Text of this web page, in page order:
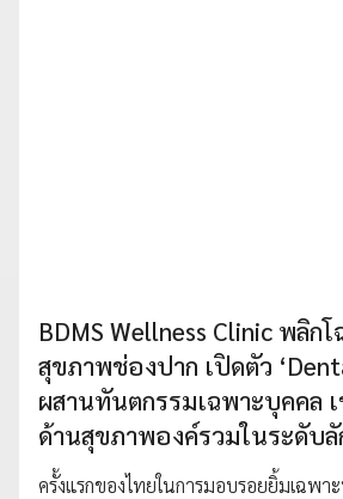
BDMS Wellness Clinic พลิก
สุขภาพช่องปาก เปิดตัว
ผสานทันตกรรมเฉพาะบุคคล
ด้านสุขภาพองค์รวมในระดับลั
ครั้งแรกของไทยในการมอบรอยยิ้มเฉพ